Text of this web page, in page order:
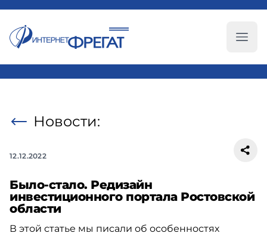
Новости:
12.12.2022
Было-стало. Редизайн
инвестиционного портала Ростовской
области
В этой статье мы писали об особенностях